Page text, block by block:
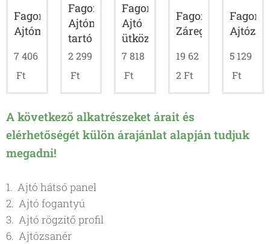
Fagor
Ajtómágnes
7 406
Ft
Fagor
Ajtómágnes
tartó
2 299
Ft
Fagor
Ajtó
ütköző
7 818
Ft
Fagor
Záregység
19 62
2 Ft
Fagor
Ajtózár
5 129
Ft
A következő alkatrészeket árait és
elérhetőségét külön árajánlat alapján tudjuk
megadni!
1. Ajtó hátsó panel
2. Ajtó fogantyú
3. Ajtó rögzítő profil
6. Ajtózsanér